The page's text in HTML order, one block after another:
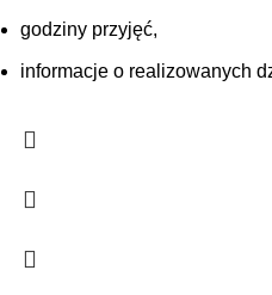
godziny przyjęć,
informacje o realizowanych